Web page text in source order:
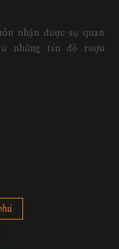
nhận được sự quan
những tín đồ rượu